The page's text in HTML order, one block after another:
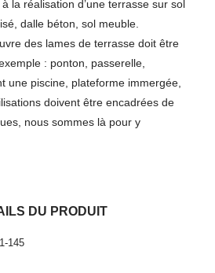
la réalisation d’une terrasse sur sol
dalle béton, sol meuble.
des lames de terrasse doit être
: ponton, passerelle,
une piscine, plateforme immergée,
doivent être encadrées de
nous sommes là pour y
DU PRODUIT
145